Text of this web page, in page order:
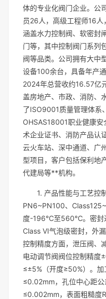
体的专业化阀门企业。公
员26人，高级工程师16
涵盖水力控制阀、软密封
门等，其中控制阀门系列
阀等品类。公司拥有大中
设备100余台，具备年产
2024年总营收约16.57亿
盖房地产、市政、消防、
了ISO9001质量管理体系
OHSAS18001职业健康
术企业证书、消防产品认
云火车站、深中通道、广
型项目，客户包括保利地
代建局等**机构。
1. 产品性能与工艺控
PN6~PN100、
度-196℃至560℃。密封
Class VI气泡级密封，外漏
控制精度方面，泄压阀、
电动调节阀阀位控制精度
≤±5%（开度≥50%）。
≤0.02mm，孔位中心距
≤0.002mm，表面粗糙度